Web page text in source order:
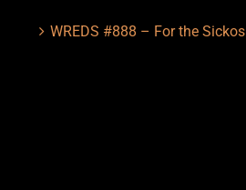
WREDS #888 – For the Sickos